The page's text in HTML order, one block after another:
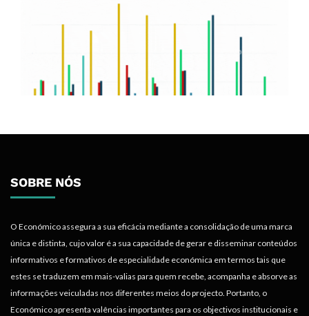
SOBRE NÓS
O Económico assegura a sua eficácia mediante a consolidação de uma marca
única e distinta, cujo valor é a sua capacidade de gerar e disseminar conteúdos
informativos e formativos de especialidade económica em termos tais que
estes se traduzem em mais-valias para quem recebe, acompanha e absorve as
informações veiculadas nos diferentes meios do projecto. Portanto, o
Económico apresenta valências importantes para os objectivos institucionais e